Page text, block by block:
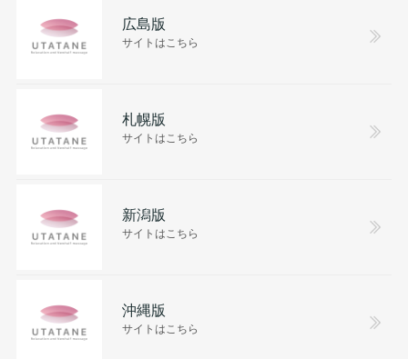
広島版
サイトはこちら
札幌版
サイトはこちら
新潟版
サイトはこちら
沖縄版
サイトはこちら